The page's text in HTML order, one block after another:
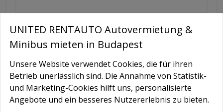
Extras wie GPS, Kindersitz, Schneeketten etc
Nachricht
UNITED RENTAUTO Autovermietung &
Minibus mieten in Budapest
Unsere Website verwendet Cookies, die für ihren
Betrieb unerlässlich sind. Die Annahme von Statistik-
und Marketing-Cookies hilft uns, personalisierte
Angebote und ein besseres Nutzererlebnis zu bieten.